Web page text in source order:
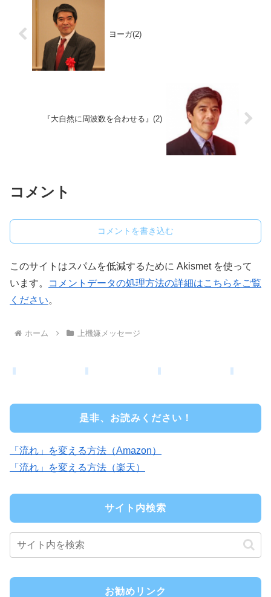
ヨーガ(2)
『大自然に周波数を合わせる』(2)
コメント
コメントを書き込む
このサイトはスパムを低減するために Akismet を使って
います。
コメントデータの処理方法の詳細はこちらをご覧
ください。
ホーム 上機嫌メッセージ
是非、お読みください！
「流れ」を変える方法（Amazon）
「流れ」を変える方法（楽天）
サイト内検索
お勧めリンク